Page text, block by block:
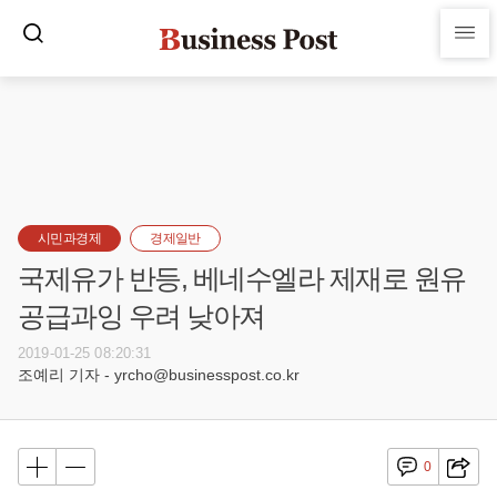
시민과경제 경제일반
국제유가 반등, 베네수엘라 제재로 원유
공급과잉 우려 낮아져
2019-01-25 08:20:31
조예리 기자 - yrcho@businesspost.co.kr
0